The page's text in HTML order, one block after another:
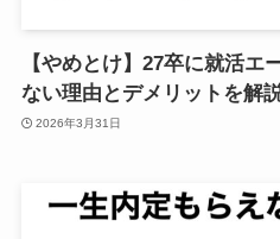
【やめとけ】27卒に就活エ
ない理由とデメリットを解
2026年3月31日